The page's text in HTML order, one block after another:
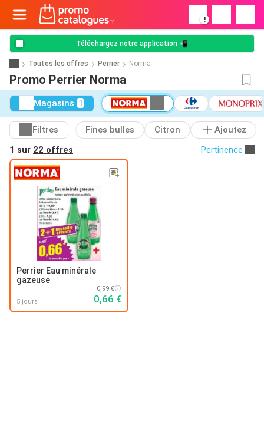
!
Téléchargez notre application 📲
Toutes les offres Perrier Norma
Promo Perrier Norma
Magasins 1
Filtres Fines bulles Citron
Ajoutez
1 sur 22 offres Pertinence
Perrier Eau minérale
gazeuse
5 jours
0,99 €
0,66 €